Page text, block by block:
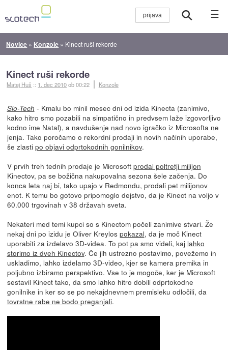
☰
Novice » Konzole » Kinect ruši rekorde
Kinect ruši rekorde
Matej Huš :: 1. dec 2010ob 00:22 Konzole
Slo-Tech - Kmalu bo minil mesec dni od izida Kinecta (zanimivo,
kako hitro smo pozabili na simpatično in predvsem laže izgovorljivo
kodno ime Natal), a navdušenje nad novo igračko iz Microsofta ne
jenja. Tako poročamo o rekordni prodaji in novih načinih uporabe,
še zlasti po objavi odprtokodnih gonilnikov.
V prvih treh tednih prodaje je Microsoft prodal poltretji milijon
Kinectov, pa se božična nakupovalna sezona šele začenja. Do
konca leta naj bi, tako upajo v Redmondu, prodali pet milijonov
enot. K temu bo gotovo pripomoglo dejstvo, da je Kinect na voljo v
60.000 trgovinah v 38 državah sveta.
Nekateri med temi kupci so s Kinectom počeli zanimive stvari. Že
nekaj dni po izidu je Oliver Kreylos pokazal, da je moč Kinect
uporabiti za izdelavo 3D-videa. To pot pa smo videli, kaj lahko
storimo iz dveh Kinectov. Če jih ustrezno postavimo, povežemo in
uskladimo, lahko izdelamo 3D-video, kjer se kamera premika in
poljubno izbiramo perspektivo. Vse to je mogoče, ker je Microsoft
sestavil Kinect tako, da smo lahko hitro dobili odprtokodne
gonilnike in ker so se po nekajdnevnem premisleku odločili, da
tovrstne rabe ne bodo preganjali.